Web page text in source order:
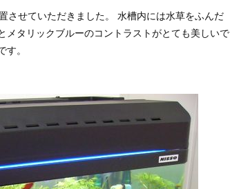
させていただきました。 水槽内には水草をふんだ
メタリックブルーのコントラストがとても美しいで
す。